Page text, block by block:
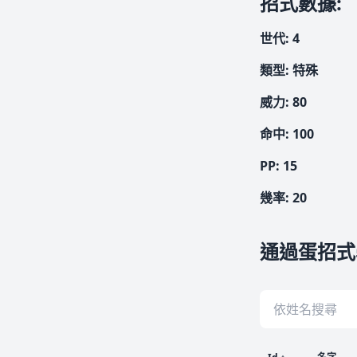
世代: 4
類型: 特殊
威力: 80
命中: 100
PP: 15
幾率: 20
通過蛋招